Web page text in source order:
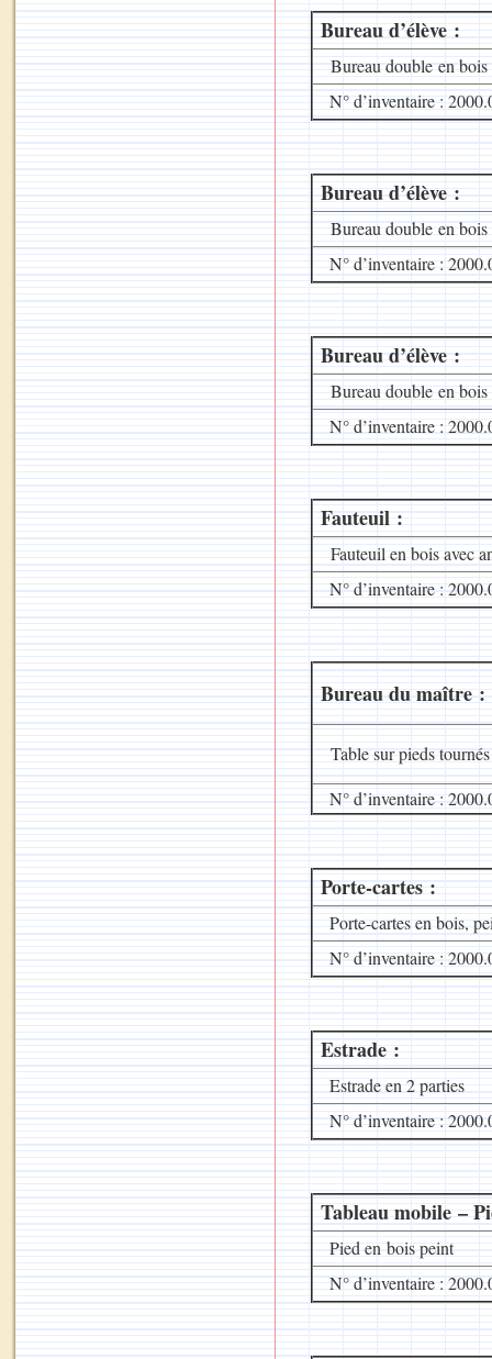
Bureau d’élève :
Bureau double en bois
N° d’inventaire :
Bureau d’élève :
Bureau double en bois
N° d’inventaire :
Bureau d’élève :
Bureau double en bois
N° d’inventaire :
Fauteuil :
Fauteuil en bois avec
N° d’inventaire :
Bureau du maître :
Table sur pieds tournés
N° d’inventaire :
Porte-cartes :
Porte-cartes en bois,
N° d’inventaire :
Estrade :
Estrade en 2 parties
N° d’inventaire :
Tableau mobile –
Pied en bois peint
N° d’inventaire :